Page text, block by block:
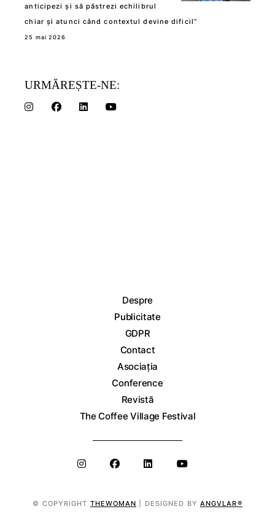
anticipezi și să păstrezi echilibrul
chiar și atunci când contextul devine dificil”
25 mai 2026
URMĂREȘTE-NE:
Despre
Publicitate
GDPR
Contact
Asociația
Conference
Revistă
The Coffee Village Festival
© COPYRIGHT THEWOMAN | DESIGNED BY ANGVLAR®